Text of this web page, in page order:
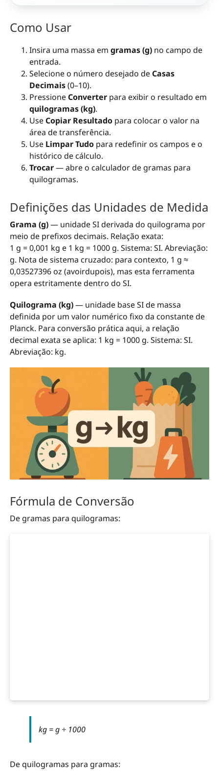
Como Usar
Insira uma massa em gramas (g) no campo de
entrada.
Selecione o número desejado de Casas
Decimais(0–10).
Pressione Converter para exibir o resultado em
quilogramas (kg).
Use Copiar Resultado para colocar o valor na
área de transferência.
Use Limpar Tudo para redefinir os campos e o
histórico de cálculo.
Trocar— abre o calculador de gramas para
quilogramas.
Definições das Unidades de Medida
Grama (g)— unidade SI derivada do quilograma por
meio de prefixos decimais. Relação exata:
1 g = 0,001 kg e 1 kg = 1000 g. Sistema: SI. Abreviação:
g. Nota de sistema cruzado: para contexto, 1 g ≈
0,03527396 oz (avoirdupois), mas esta ferramenta
opera estritamente dentro do SI.
Quilograma (kg)— unidade base SI de massa
definida por um valor numérico fixo da constante de
Planck. Para conversão prática aqui, a relação
decimal exata se aplica: 1 kg = 1000 g. Sistema: SI.
Abreviação: kg.
Fórmula de Conversão
De gramas para quilogramas:
kg = g ÷ 1000
De quilogramas para gramas: